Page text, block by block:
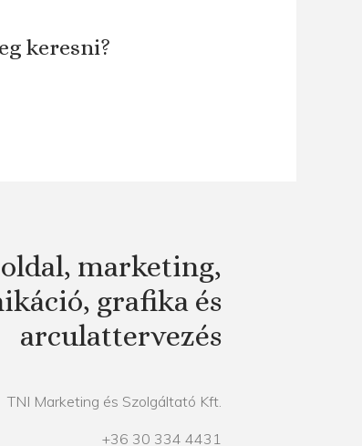
keresni?
marketing,
grafika és
arculattervezés
TNI Marketing és Szolgáltató Kft.
+36 30 334 4431